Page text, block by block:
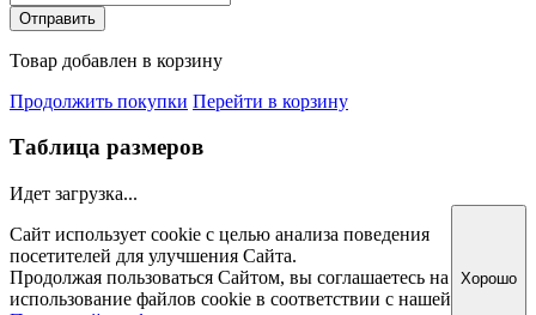
Отправить
Товар добавлен в корзину
Продолжить покупки Перейти в корзину
Таблица размеров
Идет загрузка...
Сайт использует cookie с целью анализа поведения
посетителей для улучшения Сайта.
Продолжая пользоваться Сайтом, вы соглашаетесь на
использование файлов cookie в соответствии с нашей
Хорошо